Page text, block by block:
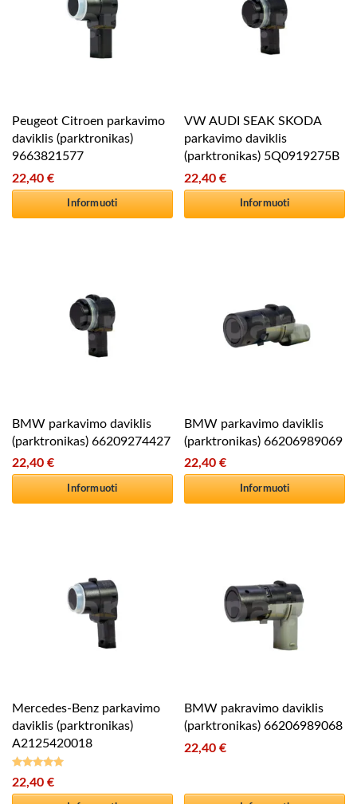
Peugeot Citroen parkavimo
daviklis (parktronikas)
9663821577
22,40 €
Informuoti
VW AUDI SEAK SKODA
parkavimo daviklis
(parktronikas) 5Q0919275B
22,40€
Informuoti
BMW parkavimo daviklis
(parktronikas) 66209274427
22,40 €
Informuoti
BMW parkavimo daviklis
(parktronikas) 66206989069
22,40€
Informuoti
Mercedes-Benz parkavimo
daviklis (parktronikas)
A2125420018
Įvertinimas:
5.00iš 5
22,40 €
BMW pakravimo daviklis
(parktronikas) 66206989068
22,40€